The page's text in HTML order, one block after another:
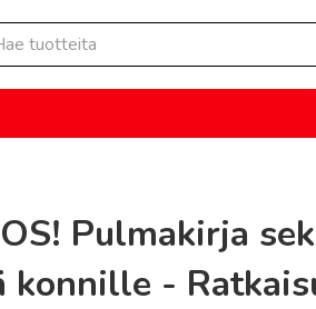
Pulmakirja
konnille -